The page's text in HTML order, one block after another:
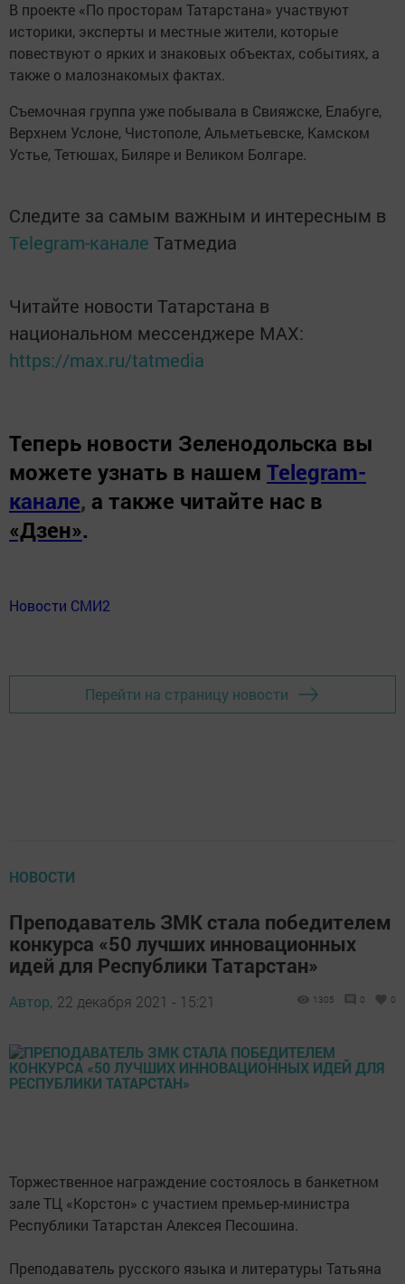
В проекте «По просторам Татарстана» участвуют
историки, эксперты и местные жители, которые
повествуют о ярких и знаковых объектах, событиях, а
также о малознакомых фактах.
Съемочная группа уже побывала в Свияжске, Елабуге,
Верхнем Услоне, Чистополе, Альметьевске, Камском
Устье, Тетюшах, Биляре и Великом Болгаре.
Следите за самым важным и интересным в
Telegram-канале Татмедиа
Читайте новости Татарстана в
национальном мессенджере MАХ:
https://max.ru/tatmedia
Теперь новости Зеленодольска вы
можете узнать в нашем Telegram-
канале, а также читайте нас в
«Дзен».
Новости СМИ2
Перейти на страницу новости
НОВОСТИ
Преподаватель ЗМК стала победителем
конкурса «50 лучших инновационных
идей для Республики Татарстан»
Автор, 22 декабря 2021 - 15:21 1305 0 0
Торжественное награждение состоялось в банкетном
зале ТЦ «Корстон» с участием премьер-министра
Республики Татарстан Алексея Песошина.
Преподаватель русского языка и литературы Татьяна